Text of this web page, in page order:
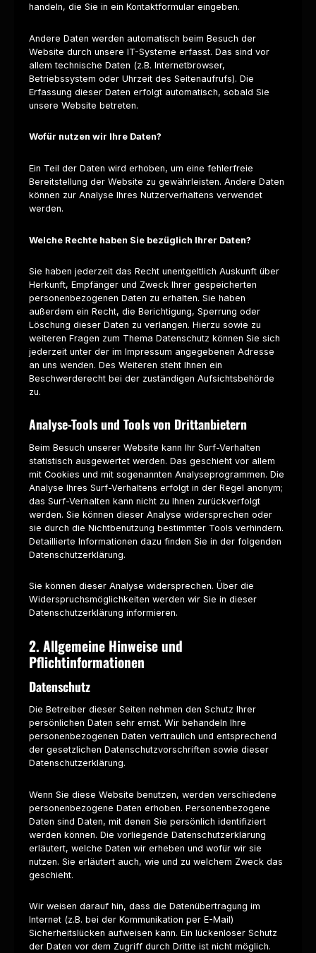
handeln, die Sie in ein Kontaktformular eingeben.
Andere Daten werden automatisch beim Besuch der
Website durch unsere IT-Systeme erfasst. Das sind vor
allem technische Daten (z.B. Internetbrowser,
Betriebssystem oder Uhrzeit des Seitenaufrufs). Die
Erfassung dieser Daten erfolgt automatisch, sobald Sie
unsere Website betreten.
Wofür nutzen wir Ihre Daten?
Ein Teil der Daten wird erhoben, um eine fehlerfreie
Bereitstellung der Website zu gewährleisten. Andere Daten
können zur Analyse Ihres Nutzerverhaltens verwendet
werden.
Welche Rechte haben Sie bezüglich Ihrer Daten?
Sie haben jederzeit das Recht unentgeltlich Auskunft über
Herkunft, Empfänger und Zweck Ihrer gespeicherten
personenbezogenen Daten zu erhalten. Sie haben
außerdem ein Recht, die Berichtigung, Sperrung oder
Löschung dieser Daten zu verlangen. Hierzu sowie zu
weiteren Fragen zum Thema Datenschutz können Sie sich
jederzeit unter der im Impressum angegebenen Adresse
an uns wenden. Des Weiteren steht Ihnen ein
Beschwerderecht bei der zuständigen Aufsichtsbehörde
zu.
Analyse-Tools und Tools von Drittanbietern
Beim Besuch unserer Website kann Ihr Surf-Verhalten
statistisch ausgewertet werden. Das geschieht vor allem
mit Cookies und mit sogenannten Analyseprogrammen. Die
Analyse Ihres Surf-Verhaltens erfolgt in der Regel anonym;
das Surf-Verhalten kann nicht zu Ihnen zurückverfolgt
werden. Sie können dieser Analyse widersprechen oder
sie durch die Nichtbenutzung bestimmter Tools verhindern.
Detaillierte Informationen dazu finden Sie in der folgenden
Datenschutzerklärung.
Sie können dieser Analyse widersprechen. Über die
Widerspruchsmöglichkeiten werden wir Sie in dieser
Datenschutzerklärung informieren.
2. Allgemeine Hinweise und
Pflichtinformationen
Datenschutz
Die Betreiber dieser Seiten nehmen den Schutz Ihrer
persönlichen Daten sehr ernst. Wir behandeln Ihre
personenbezogenen Daten vertraulich und entsprechend
der gesetzlichen Datenschutzvorschriften sowie dieser
Datenschutzerklärung.
Wenn Sie diese Website benutzen, werden verschiedene
personenbezogene Daten erhoben. Personenbezogene
Daten sind Daten, mit denen Sie persönlich identifiziert
werden können. Die vorliegende Datenschutzerklärung
erläutert, welche Daten wir erheben und wofür wir sie
nutzen. Sie erläutert auch, wie und zu welchem Zweck das
geschieht.
Wir weisen darauf hin, dass die Datenübertragung im
Internet (z.B. bei der Kommunikation per E-Mail)
Sicherheitslücken aufweisen kann. Ein lückenloser Schutz
der Daten vor dem Zugriff durch Dritte ist nicht möglich.